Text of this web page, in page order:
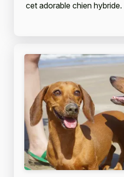
cet adorable chien hybride.